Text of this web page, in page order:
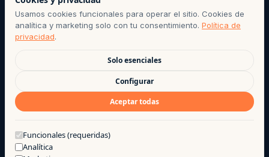
DE CONSERVACIÓN SEGÚN POLÍTICA DE PRIVACIDAD · BASE DE
LICITUD: CONSENTIMIENTO INFORMADO, LEY 21.719.
HECHO CON CAFÉ POR EL EQUIPO AGO
Usamos cookies funcionales para operar el sitio. Cookies de
analítica y marketing solo con tu consentimiento. Política de
privacidad.
Solo esenciales
Configurar
Aceptar todas
Funcionales (requeridas)
Analítica